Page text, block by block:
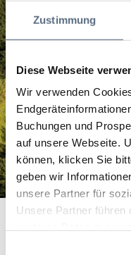
Zustimmung
Diese Webseite
Wir verwenden
Buchungen und
auf unsere Webseite.
können, klicken Sie
geben wir
unsere Partner für
Unsere Partner führen
Startseite Kapelle St.